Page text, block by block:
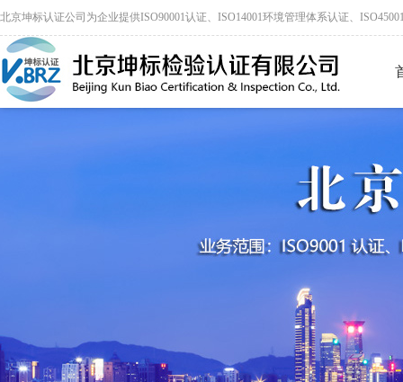
北京坤标认证公司为企业提供ISO90001认证、ISO14001环境管理体系认证、